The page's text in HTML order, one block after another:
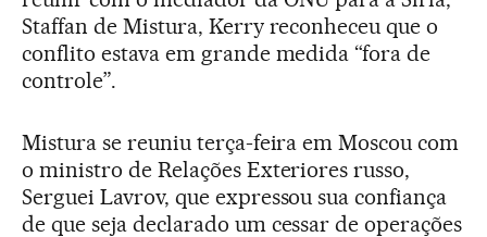
Staffan de Mistura, Kerry reconheceu que o
conflito estava em grande medida “fora de
controle”.
Mistura se reuniu terça-feira em Moscou com
o ministro de Relações Exteriores russo,
Serguei Lavrov, que expressou sua confiança
de que seja declarado um cessar de operações